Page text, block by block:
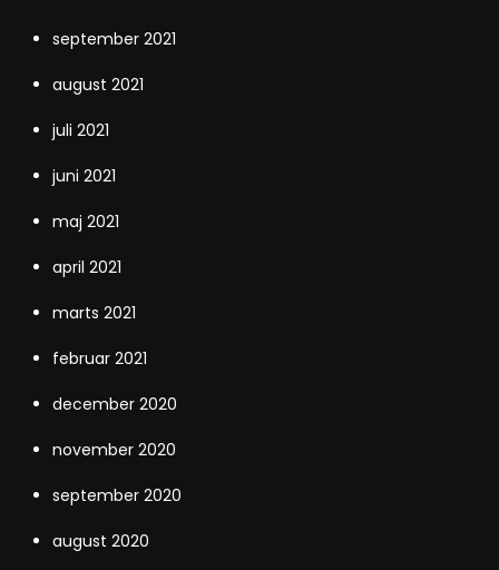
september 2021
august 2021
juli 2021
juni 2021
maj 2021
april 2021
marts 2021
februar 2021
december 2020
november 2020
september 2020
august 2020